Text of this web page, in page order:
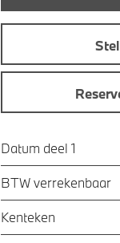
Datum deel 1
BTW verrekenbaar
Kenteken